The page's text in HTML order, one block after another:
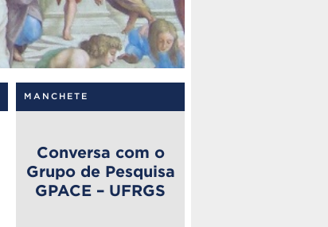
MANCHETE
Conversa com o
Grupo de Pesquisa
GPACE – UFRGS